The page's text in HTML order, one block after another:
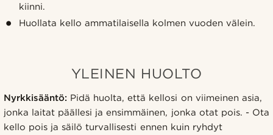
kiinni.
Huollata kello ammatilaisella kolmen vuoden välein.
YLEINEN HUOLTO
Nyrkkisääntö: Pidä huolta, että kellosi on viimeinen asia,
jonka laitat päällesi ja ensimmäinen, jonka otat pois. - Ota
kello pois ja säilö turvallisesti ennen kuin ryhdyt